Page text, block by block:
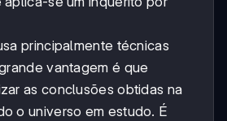
principalmente técnicas
vantagem é que
as conclusões obtidas na
o universo em estudo. É